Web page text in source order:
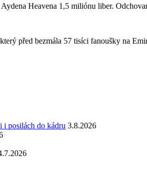
Heavena 1,5 miliónu liber.
před bezmála 57 tisíci fanoušky na
posilách do kádru 3.8.2026